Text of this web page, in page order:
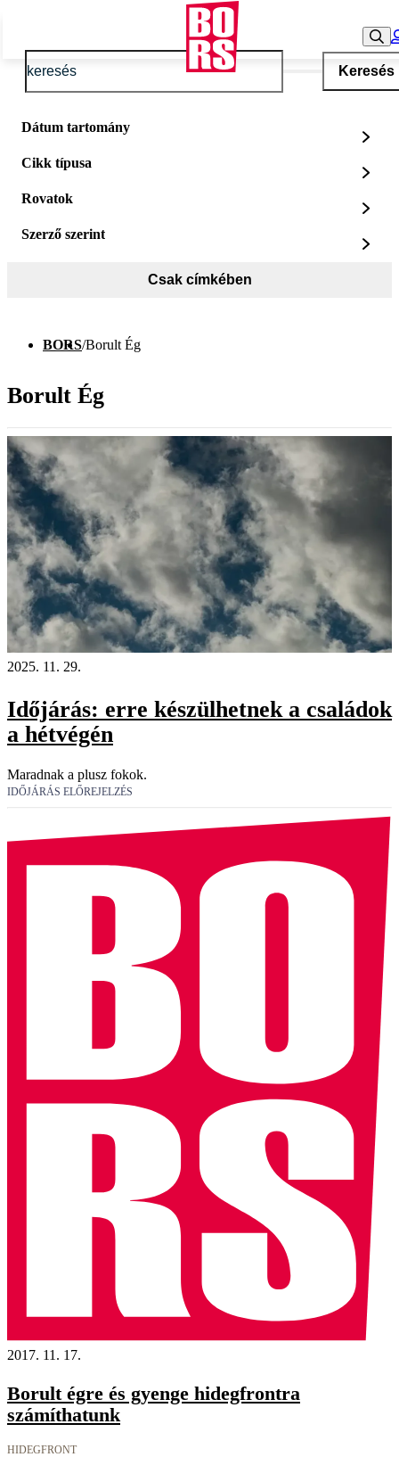
Keresés
Dátum tartomány
Cikk típusa
Rovatok
Szerző szerint
Csak címkében
BORS/Borult Ég
Borult Ég
2025. 11. 29.
Időjárás: erre készülhetnek a családok
a hétvégén
Maradnak a plusz fokok.
IDŐJÁRÁS ELŐREJELZÉS
2017. 11. 17.
Borult égre és gyenge hidegfrontra
számíthatunk
HIDEGFRONT